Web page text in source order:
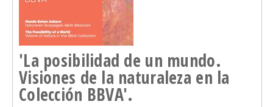
'La posibilidad de un mundo.
Visiones de la naturaleza en la
Colección BBVA'.